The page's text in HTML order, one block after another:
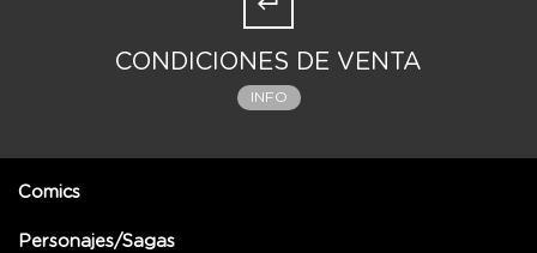
CONDICIONES DE VENTA
INFO
Comics
Personajes/Sagas